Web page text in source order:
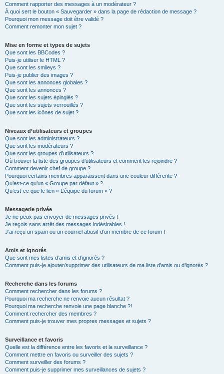
Comment rapporter des messages à un modérateur ?
À quoi sert le bouton « Sauvegarder » dans la page de rédaction de message ?
Pourquoi mon message doit être validé ?
Comment remonter mon sujet ?
Mise en forme et types de sujets
Que sont les BBCodes ?
Puis-je utiliser le HTML ?
Que sont les smileys ?
Puis-je publier des images ?
Que sont les annonces globales ?
Que sont les annonces ?
Que sont les sujets épinglés ?
Que sont les sujets verrouillés ?
Que sont les icônes de sujet ?
Niveaux d’utilisateurs et groupes
Que sont les administrateurs ?
Que sont les modérateurs ?
Que sont les groupes d’utilisateurs ?
Où trouver la liste des groupes d’utilisateurs et comment les rejoindre ?
Comment devenir chef de groupe ?
Pourquoi certains membres apparaissent dans une couleur différente ?
Qu’est-ce qu’un « Groupe par défaut » ?
Qu’est-ce que le lien « L’équipe du forum » ?
Messagerie privée
Je ne peux pas envoyer de messages privés !
Je reçois sans arrêt des messages indésirables !
J’ai reçu un spam ou un courriel abusif d’un membre de ce forum !
Amis et ignorés
Que sont mes listes d’amis et d’ignorés ?
Comment puis-je ajouter/supprimer des utilisateurs de ma liste d’amis ou d’ignorés ?
Recherche dans les forums
Comment rechercher dans les forums ?
Pourquoi ma recherche ne renvoie aucun résultat ?
Pourquoi ma recherche renvoie une page blanche ?!
Comment rechercher des membres ?
Comment puis-je trouver mes propres messages et sujets ?
Surveillance et favoris
Quelle est la différence entre les favoris et la surveillance ?
Comment mettre en favoris ou surveiller des sujets ?
Comment surveiller des forums ?
Comment puis-je supprimer mes surveillances de sujets ?